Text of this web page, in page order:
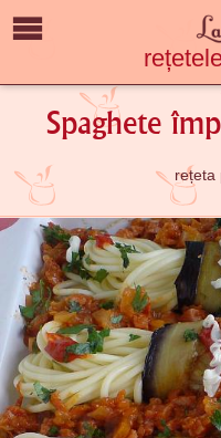
Spaghete
rețeta